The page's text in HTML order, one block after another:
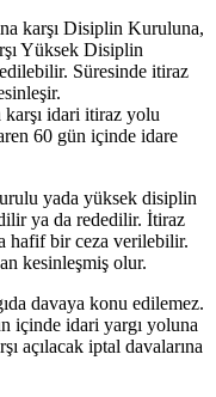
karşı Disiplin Kuruluna,
Yüksek Disiplin
Süresinde itiraz
karşı idari itiraz yolu
60 gün içinde idare
yada yüksek disiplin
ya da rededilir. İtiraz
hafif bir ceza verilebilir.
kesinleşmiş olur.
davaya konu edilemez.
içinde idari yargı yoluna
açılacak iptal davalarına